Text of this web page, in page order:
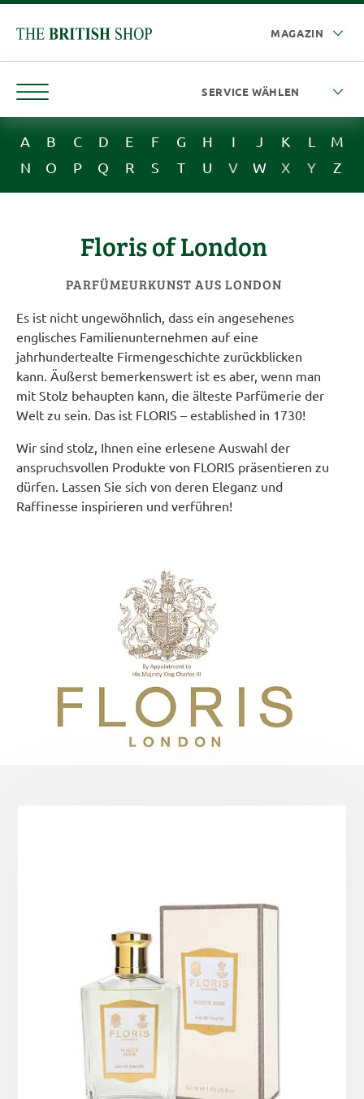
A B C D E F G H I J K L
M
N
O P Q R S T U V W X Y Z
Floris of London
PARFÜMEURKUNST AUS LONDON
Es ist nicht ungewöhnlich, dass ein angesehenes
englisches Familienunternehmen auf eine
jahrhundertealte Firmengeschichte zurückblicken
kann. Äußerst bemerkenswert ist es aber, wenn man
mit Stolz behaupten kann, die älteste Parfümerie der
Welt zu sein. Das ist FLORIS – established in 1730!
Wir sind stolz, Ihnen eine erlesene Auswahl der
anspruchsvollen Produkte von FLORIS präsentieren zu
dürfen. Lassen Sie sich von deren Eleganz und
Raffinesse inspirieren und verführen!